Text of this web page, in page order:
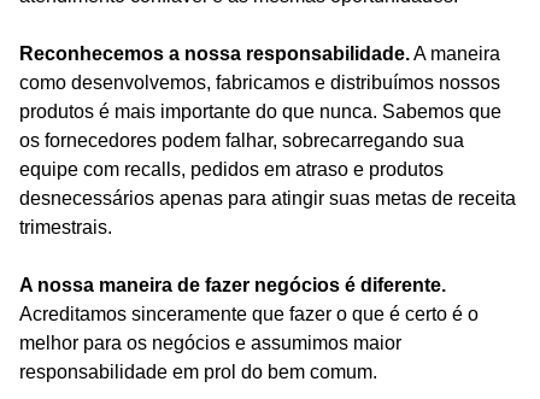
Reconhecemos a nossa responsabilidade.A maneira
como desenvolvemos, fabricamos e distribuímos nossos
produtos é mais importante do que nunca. Sabemos que
os fornecedores podem falhar, sobrecarregando sua
equipe com recalls, pedidos em atraso e produtos
desnecessários apenas para atingir suas metas de receita
trimestrais.
A nossa maneira de fazer negócios é diferente.
Acreditamos sinceramente que fazer o que é certo é o
melhor para os negócios e assumimos maior
responsabilidade em prol do bem comum.